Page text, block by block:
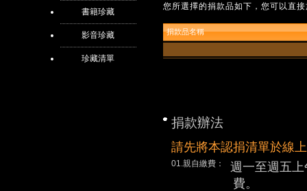
書籍珍藏
影音珍藏
珍藏清單
您所選擇的捐款品如下，您可以直
捐款品名稱
捐款辦法
請先將本認捐清單於線
01.親自繳費：
週一至週五
費。